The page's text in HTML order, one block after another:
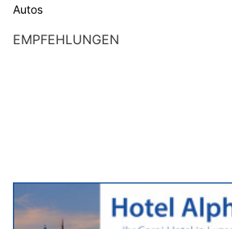
Autos
EMPFEHLUNGEN